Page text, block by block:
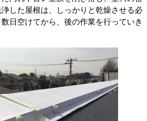
した屋根は、しっかりと乾燥させる必
日空けてから、後の作業を行っていき